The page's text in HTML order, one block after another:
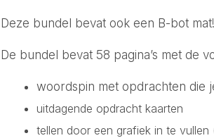
Deze bundel bevat ook een B-bot mat!
De bundel bevat 58 pagina’s met de
woordspin met opdrachten die
uitdagende opdracht kaarten
tellen door een grafiek in te vullen